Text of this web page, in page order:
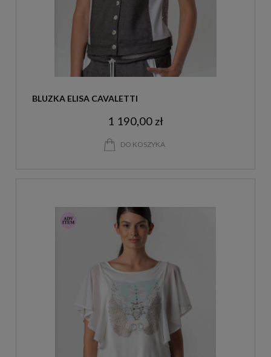
BLUZKA ELISA CAVALETTI
1 190,00 zł
DO KOSZYKA